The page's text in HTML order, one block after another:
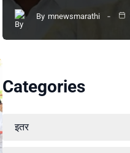
By mnewsmarathi
Categories
इतर